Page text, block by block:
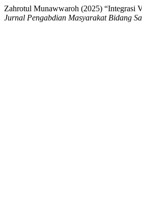
Zahrotul Munawwaroh (2025) “Integrasi
Jurnal Pengabdian Masyarakat Bidang